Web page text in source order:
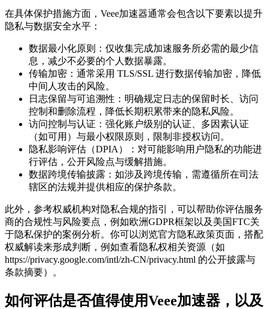
在具体保护措施方面，Veee加速器通常会包含以下要素以提升
隐私与数据安全水平：
数据最小化原则：仅收集完成加速服务所必需的最少信
息，减少不必要的个人数据暴露。
传输加密：通常采用 TLS/SSL 进行数据传输加密，降低
中间人攻击的风险。
日志保留与可追溯性：明确规定日志的保留时长、访问
控制和删除流程，降低长期积累带来的隐私风险。
访问控制与认证：强化账户级别的认证、多因素认证
（如可用）与最小权限原则，限制非授权访问。
隐私影响评估（DPIA）：对可能影响用户隐私的功能进
行评估，公开风险点与缓解措施。
数据跨境传输披露：如涉及跨境传输，需遵循所在司法
辖区的法规并提供相应的保护条款。
此外，参考权威机构对隐私合规的指引，可以帮助你评估服务
商的合规性与风险要点，例如欧洲GDPR框架以及美国FTC关
于隐私保护的案例分析。你可以浏览官方隐私政策页面，搭配
权威解读来形成判断，例如查看隐私权相关资源（如
https://privacy.google.com/intl/zh-CN/privacy.html 的公开披露与
条款摘要）。
如何评估是否值得使用Veee加速器，以及